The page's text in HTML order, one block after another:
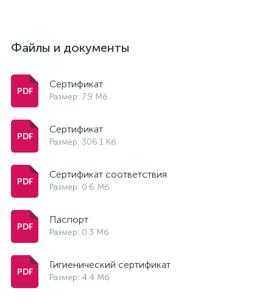
Файлы и документы
Сертификат
Размер: 7.9 Мб
Сертификат
Размер: 306.1 Кб
Сертификат соответствия
Размер: 0.6 Мб
Паспорт
Размер: 0.3 Мб
Гигиенический сертификат
Размер: 4.4 Мб